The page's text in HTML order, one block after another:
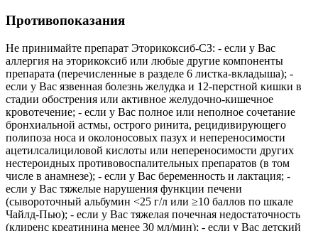
Противопоказания
Не принимайте препарат Эторикоксиб-СЗ: - если у Вас
аллергия на эторикоксиб или любые другие компоненты
препарата (перечисленные в разделе 6 листка-вкладыша); -
если у Вас язвенная болезнь желудка и 12-перстной кишки в
стадии обострения или активное желудочно-кишечное
кровотечение; - если у Вас полное или неполное сочетание
бронхиальной астмы, острого ринита, рецидивирующего
полипоза носа и околоносовых пазух и непереносимости
ацетилсалициловой кислоты или непереносимости других
нестероидных противовоспалительных препаратов (в том
числе в анамнезе); - если у Вас беременность и лактация; -
если у Вас тяжелые нарушения функции печени
(сывороточный альбумин <25 г/л или ≥10 баллов по шкале
Чайлд-Пью); - если у Вас тяжелая почечная недостаточность
(клиренс креатинина менее 30 мл/мин); - если у Вас детский